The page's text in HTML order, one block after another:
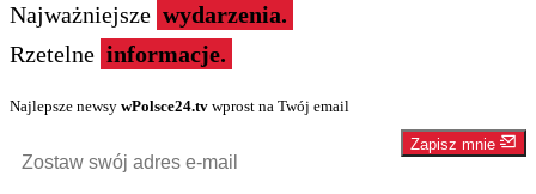
Najważniejsze wydarzenia.
Rzetelne informacje.
Najlepsze newsy wPolsce24.tv wprost na Twój email
Zapisz mnie